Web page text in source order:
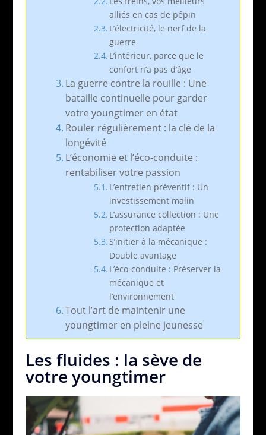
alliés en cas de pépin
L’électricité, le nerf de la
guerre
L’intérieur, parce que le
confort n’a pas d’âge
La guerre contre la rouille : Une
bataille continuelle pour garder
votre youngtimer en état
Rouler régulièrement : la clé de la
longévité
L’économie et l’éco-conduite :
rentabiliser votre passion
L’entretien préventif : Un
investissement malin
L’assurance collection : Une
protection adaptée
S’initier à la mécanique :
Double avantage
L’éco-conduite : Préserver la
mécanique et
l’environnement
Tout l’art de maintenir une
youngtimer en pleine jeunesse
Les fluides : la sève de
votre youngtimer